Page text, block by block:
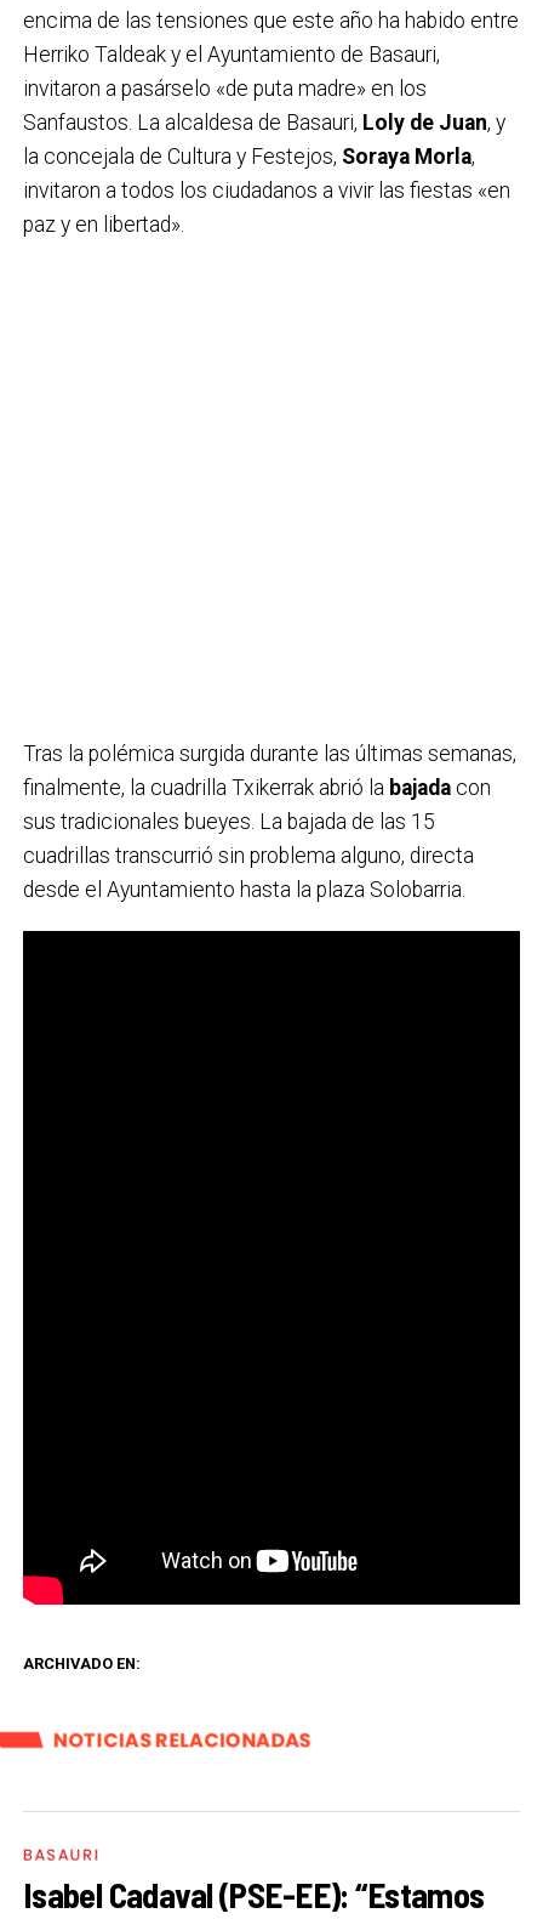
encima de las tensiones que este año ha habido entre
Herriko Taldeak y el Ayuntamiento de Basauri,
invitaron a pasárselo «de puta madre» en los
Sanfaustos. La alcaldesa de Basauri, Loly de Juan, y
la concejala de Cultura y Festejos, Soraya Morla,
invitaron a todos los ciudadanos a vivir las fiestas «en
paz y en libertad».
Tras la polémica surgida durante las últimas semanas,
finalmente, la cuadrilla Txikerrak abrió la bajadacon
sus tradicionales bueyes. La bajada de las 15
cuadrillas transcurrió sin problema alguno, directa
desde el Ayuntamiento hasta la plaza Solobarria.
ARCHIVADO EN:
NOTICIAS RELACIONADAS
BASAURI
Isabel Cadaval (PSE-EE): “Estamos